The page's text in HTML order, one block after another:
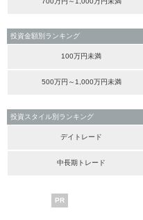
投資金額別ランキング
100万円未満
500万円～1,000万円未満
投資スタイル別ランキング
デイトレード
中長期トレード
PR